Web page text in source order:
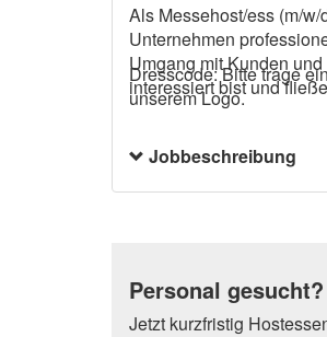
Als Messehost/ess (m/
Unternehmen
Umgang mit Kunden
interessiert bist und
Dresscode: Bitte trage
unserem Logo.
Jobbeschreibung
Personal gesucht?
Jetzt kurzfristig